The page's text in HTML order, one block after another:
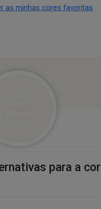
as minhas cores favoritas
para a cor